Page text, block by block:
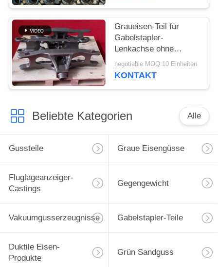
Graueisen-Teil für
Gabelstapler-
Lenkachse ohne
Klimadruck
negotiable MOQ:10 Einheiten
KONTAKT
Beliebte Kategorien Alle
Gussteile Graue Eisengüsse
Fluglageanzeiger-
Castings
Gegengewicht
Vakuumgusserzeugnisse Gabelstapler-Teile
Duktile Eisen-
Produkte
Grün Sandguss